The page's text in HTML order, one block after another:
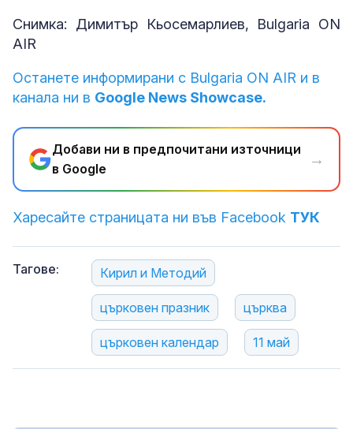
Снимка: Димитър Кьосемарлиев, Bulgaria ON
AIR
Останете информирани с Bulgaria ON AIR и в
канала ни в Google News Showcase.
Добави ни в предпочитани източници
в Google
→
Харесайте страницата ни във Facebook ТУК
Тагове: Кирил и Методий
църковен празник църква
църковен календар 11 май